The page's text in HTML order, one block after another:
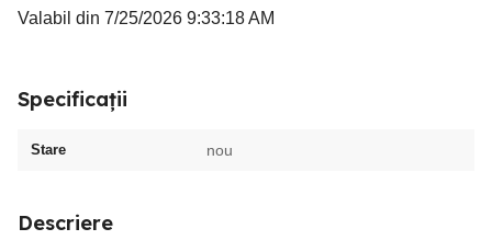
Valabil din 7/25/2026 9:33:18 AM
Specificații
Stare nou
Descriere